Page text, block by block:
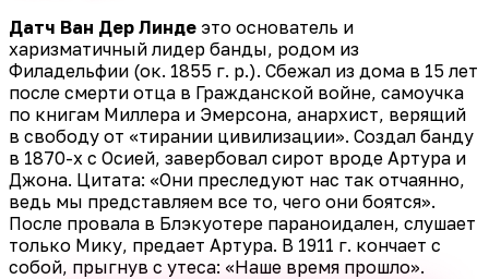
Датч Ван Дер Линде это основатель и
харизматичный лидер банды, родом из
Филадельфии (ок. 1855 г. р.). Сбежал из дома в 15 лет
после смерти отца в Гражданской войне, самоучка
по книгам Миллера и Эмерсона, анархист, верящий
в свободу от «тирании цивилизации». Создал банду
в 1870-х с Осией, завербовал сирот вроде Артура и
Джона. Цитата: «Они преследуют нас так отчаянно,
ведь мы представляем все то, чего они боятся».
После провала в Блэкуотере параноидален, слушает
только Мику, предает Артура. В 1911 г. кончает с
собой, прыгнув с утеса: «Наше время прошло».